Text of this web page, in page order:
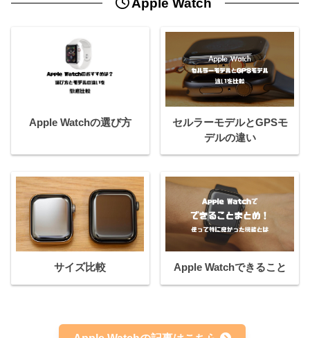
Apple Watchの選び方
セルラーモデルとGPSモ
デルの違い
サイズ比較 Apple Watchできること